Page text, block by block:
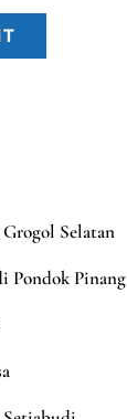
Selatan
Pondok Pinang